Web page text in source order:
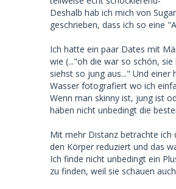
Deshalb hab ich mich von
geschrieben, dass ich so eine
Ich hatte ein paar Dates mit
wie (..."oh die war so schön,
siehst so jung aus..." Und
Wasser fotografiert wo ich
Wenn man skinny ist, jung ist
haben nicht unbedingt die
Mit mehr Distanz betrachte ich
den Körper reduziert und das
Ich finde nicht unbedingt ein
zu finden, weil sie schauen